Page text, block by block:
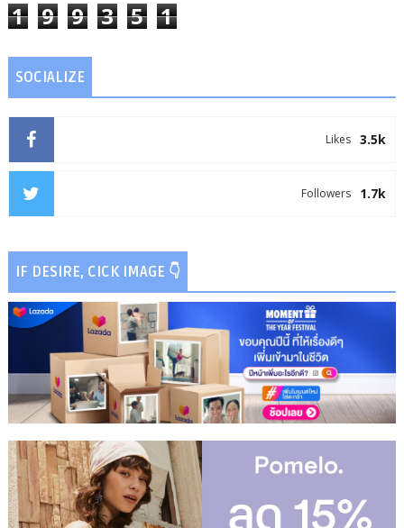
1 9 9 3 5 1
SOCIALIZE
3.5k
Likes
1.7k
Followers
IF DESIRE, CICK IMAGE 👇